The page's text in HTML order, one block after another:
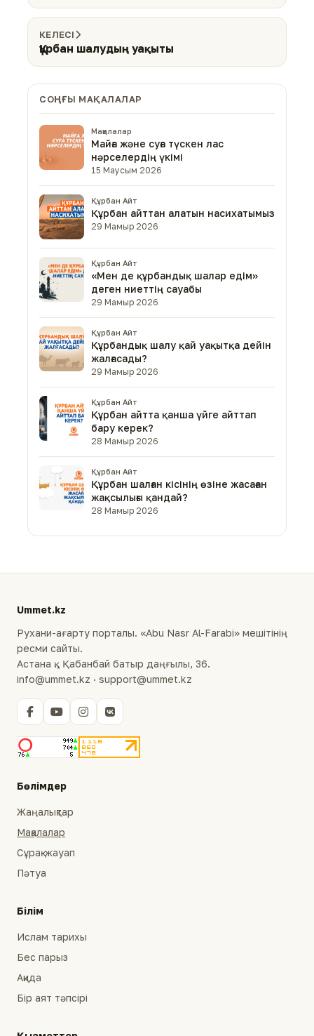
КЕЛЕСІ
Құрбан шалудың уақыты
СОҢҒЫ МАҚАЛАЛАР
Мақалалар
Майға және суға түскен лас
нәрселердің үкімі
15 Маусым 2026
Құрбан Айт
Құрбан айттан алатын насихатымыз
29 Мамыр 2026
Құрбан Айт
«Мен де құрбандық шалар едім»
деген ниеттің сауабы
29 Мамыр 2026
Құрбан Айт
Құрбандық шалу қай уақытқа дейін
жалғасады?
29 Мамыр 2026
Құрбан Айт
Құрбан айтта қанша үйге айттап
бару керек?
28 Мамыр 2026
Құрбан Айт
Құрбан шалған кісінің өзіне жасаған
жақсылығы қандай?
28 Мамыр 2026
Ummet.kz
Рухани-ағарту порталы. «Abu Nasr Al-Farabi» мешітінің
ресми сайты.
Астана қ., Қабанбай батыр даңғылы, 36.
info@ummet.kz · support@ummet.kz
Бөлімдер
Жаңалықтар
Мақалалар
Сұрақ-жауап
Пәтуа
Білім
Ислам тарихы
Бес парыз
Ақида
Бір аят тәпсірі